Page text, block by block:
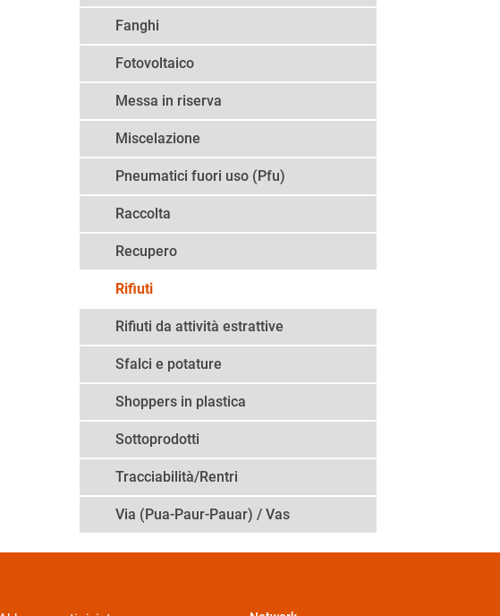
Fanghi
Fotovoltaico
Messa in riserva
Miscelazione
Pneumatici fuori uso (Pfu)
Raccolta
Recupero
Rifiuti
Rifiuti da attività estrattive
Sfalci e potature
Shoppers in plastica
Sottoprodotti
Tracciabilità/Rentri
Via (Pua-Paur-Pauar) / Vas